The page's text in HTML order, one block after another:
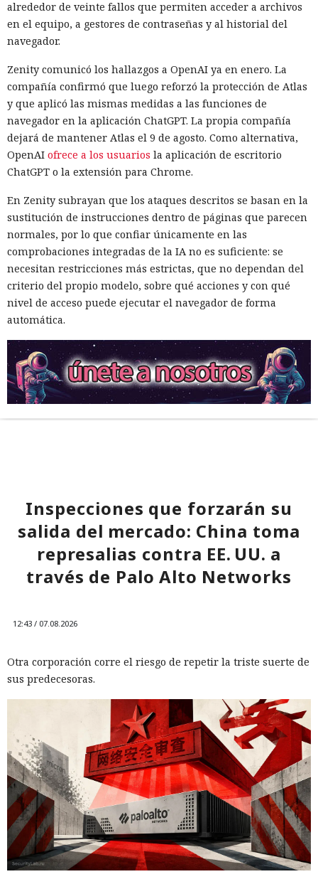
alrededor de veinte fallos que permiten acceder a archivos
en el equipo, a gestores de contraseñas y al historial del
navegador.
Zenity comunicó los hallazgos a OpenAI ya en enero. La
compañía confirmó que luego reforzó la protección de Atlas
y que aplicó las mismas medidas a las funciones de
navegador en la aplicación ChatGPT. La propia compañía
dejará de mantener Atlas el 9 de agosto. Como alternativa,
OpenAI ofrece a los usuarios la aplicación de escritorio
ChatGPT o la extensión para Chrome.
En Zenity subrayan que los ataques descritos se basan en la
sustitución de instrucciones dentro de páginas que parecen
normales, por lo que confiar únicamente en las
comprobaciones integradas de la IA no es suficiente: se
necesitan restricciones más estrictas, que no dependan del
criterio del propio modelo, sobre qué acciones y con qué
nivel de acceso puede ejecutar el navegador de forma
automática.
Inspecciones que forzarán su
salida del mercado: China toma
represalias contra EE. UU. a
través de Palo Alto Networks
12:43 / 07.08.2026
Otra corporación corre el riesgo de repetir la triste suerte de
sus predecesoras.